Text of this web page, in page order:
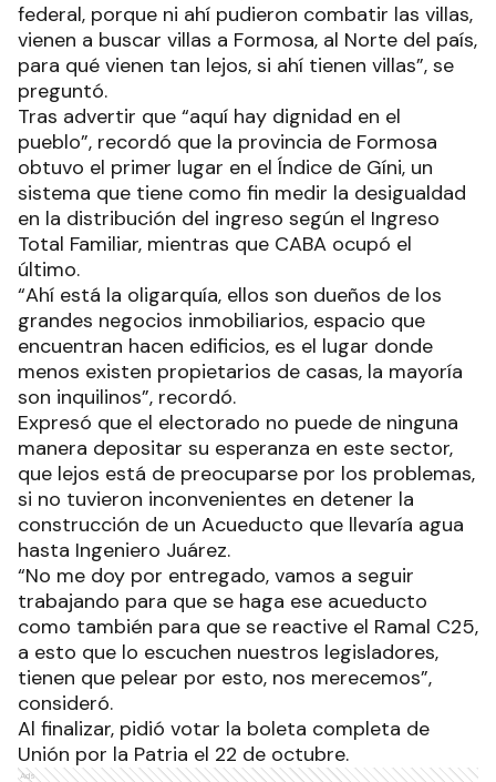
federal, porque ni ahí pudieron combatir las villas,
vienen a buscar villas a Formosa, al Norte del país,
para qué vienen tan lejos, si ahí tienen villas”, se
preguntó.
Tras advertir que “aquí hay dignidad en el
pueblo”, recordó que la provincia de Formosa
obtuvo el primer lugar en el Índice de Gíni, un
sistema que tiene como fin medir la desigualdad
en la distribución del ingreso según el Ingreso
Total Familiar, mientras que CABA ocupó el
último.
“Ahí está la oligarquía, ellos son dueños de los
grandes negocios inmobiliarios, espacio que
encuentran hacen edificios, es el lugar donde
menos existen propietarios de casas, la mayoría
son inquilinos”, recordó.
Expresó que el electorado no puede de ninguna
manera depositar su esperanza en este sector,
que lejos está de preocuparse por los problemas,
si no tuvieron inconvenientes en detener la
construcción de un Acueducto que llevaría agua
hasta Ingeniero Juárez.
“No me doy por entregado, vamos a seguir
trabajando para que se haga ese acueducto
como también para que se reactive el Ramal C25,
a esto que lo escuchen nuestros legisladores,
tienen que pelear por esto, nos merecemos”,
consideró.
Al finalizar, pidió votar la boleta completa de
Unión por la Patria el 22 de octubre.
Ads